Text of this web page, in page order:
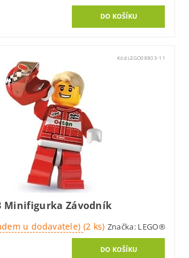
Kód:LEGO08803-11
Minifigurka Závodník
u dodavatele) (2 ks) Značka: LEGO®